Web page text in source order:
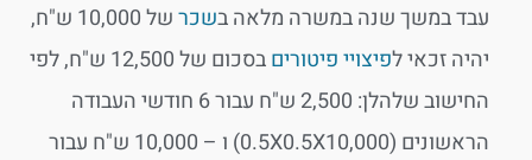
עבד במשך שנה במשרה מלאה בשכר
של 10,000 ש"ח,
יהיה זכאי לפיצויי פיטורים
בסכום של 12,500 ש"ח, לפי
החישוב שלהלן: 2,500 ש"ח עבור 6 חודשי העבודה
הראשונים (0.5X0.5X10,000) ו – 10,000 ש"ח עבור